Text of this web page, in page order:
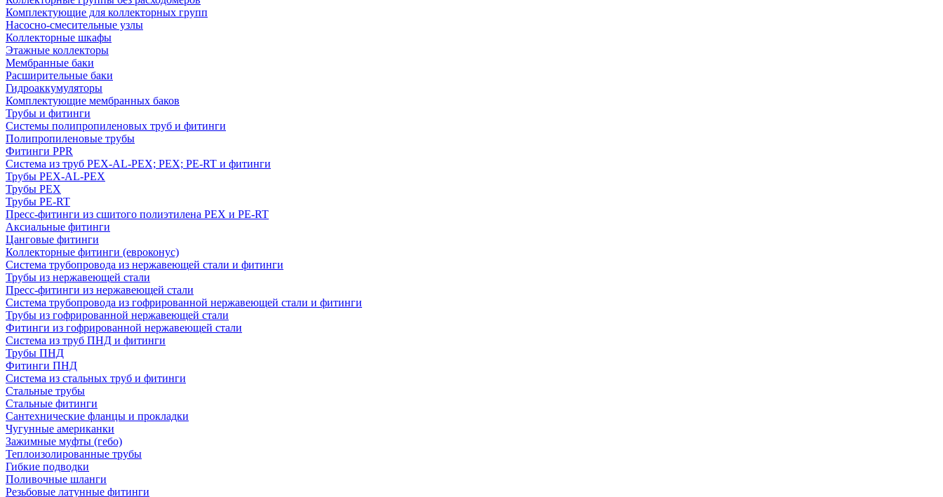
Комплектующие для коллекторных групп
Насосно-смесительные узлы
Коллекторные шкафы
Этажные коллекторы
Мембранные баки
Расширительные баки
Гидроаккумуляторы
Комплектующие мембранных баков
Трубы и фитинги
Системы полипропиленовых труб и фитинги
Полипропиленовые трубы
Фитинги PPR
Система из труб PEX-AL-PEX; PEX; PE-RT и фитинги
Трубы PEX-AL-PEX
Трубы PEX
Трубы PE-RT
Пресс-фитинги из сшитого полиэтилена PEX и PE-RT
Аксиальные фитинги
Цанговые фитинги
Коллекторные фитинги (евроконус)
Система трубопровода из нержавеющей стали и фитинги
Трубы из нержавеющей стали
Пресс-фитинги из нержавеющей стали
Система трубопровода из гофрированной нержавеющей стали и фитинги
Трубы из гофрированной нержавеющей стали
Фитинги из гофрированной нержавеющей стали
Система из труб ПНД и фитинги
Трубы ПНД
Фитинги ПНД
Система из стальных труб и фитинги
Стальные трубы
Стальные фитинги
Сантехнические фланцы и прокладки
Чугунные американки
Зажимные муфты (гебо)
Теплоизолированные трубы
Гибкие подводки
Поливочные шланги
Резьбовые латунные фитинги